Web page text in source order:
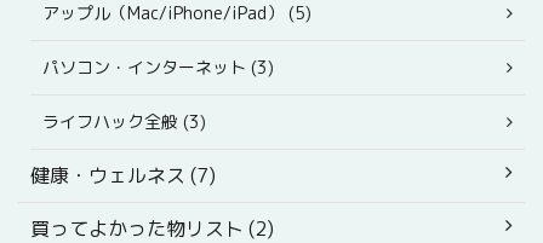
アップル（Mac/iPhone/iPad） (5)
パソコン・インターネット (3)
ライフハック全般 (3)
健康・ウェルネス (7)
買ってよかった物リスト (2)